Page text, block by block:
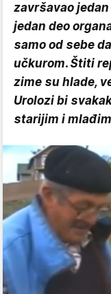
završavao
jedan deo
samo od sebe
učkurom. Štiti
zime su hlade,
Urolozi bi
starijim i